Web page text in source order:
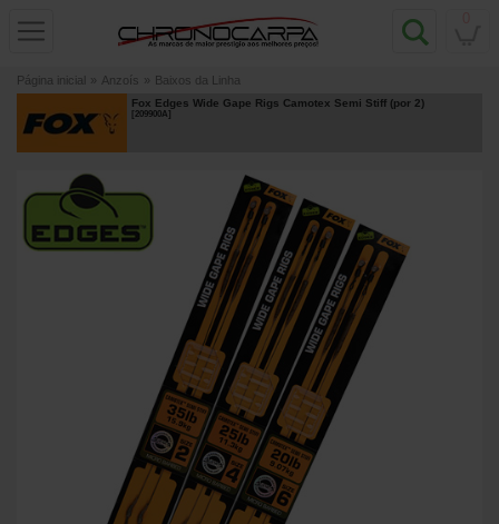
Página inicial » Anzoís » Baixos da Linha
Fox Edges Wide Gape Rigs Camotex Semi Stiff (por 2)
[209900A]